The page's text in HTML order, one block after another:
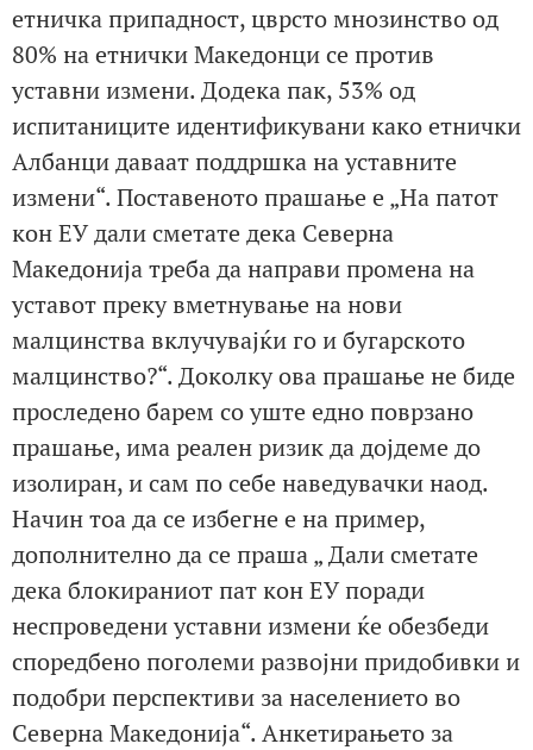
етничка припадност, цврсто мнозинство од
80% на етнички Македонци се против
уставни измени. Додека пак, 53% од
испитаниците идентификувани како етнички
Албанци даваат поддршка на уставните
измени“. Поставеното прашање е „На патот
кон ЕУ дали сметате дека Северна
Македонија треба да направи промена на
уставот преку вметнување на нови
малцинства вклучувајќи го и бугарското
малцинство?“. Доколку ова прашање не биде
проследено барем со уште едно поврзано
прашање, има реален ризик да дојдеме до
изолиран, и сам по себе наведувачки наод.
Начин тоа да се избегне е на пример,
дополнително да се праша „ Дали сметате
дека блокираниот пат кон ЕУ поради
неспроведени уставни измени ќе обезбеди
споредбено поголеми развојни придобивки и
подобри перспективи за населението во
Северна Македонија“. Анкетирањето за